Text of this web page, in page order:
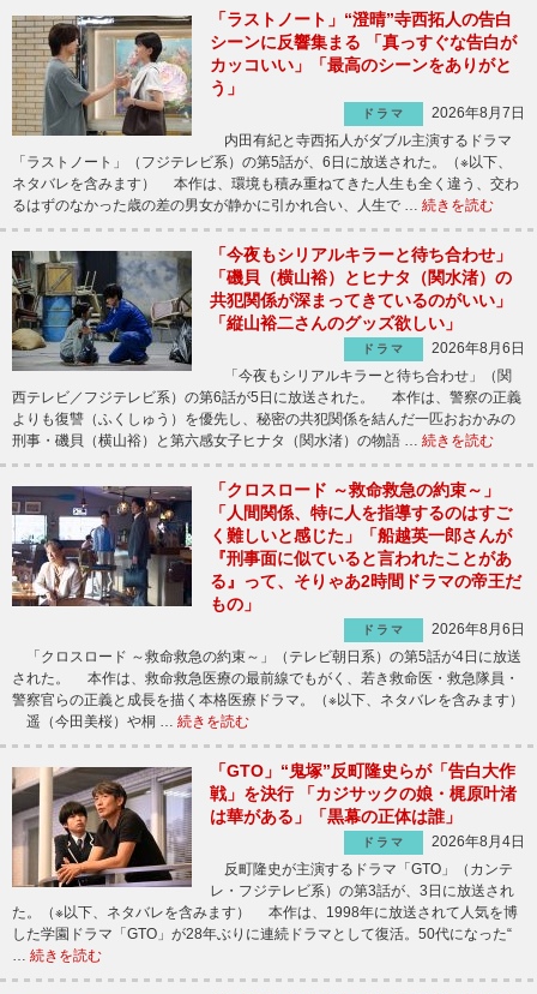
「ラストノート」“澄晴”寺西拓人の告白
シーンに反響集まる 「真っすぐな告白が
カッコいい」「最高のシーンをありがと
う」
ドラマ
2026年8月7日
内田有紀と寺西拓人がダブル主演するドラマ
「ラストノート」（フジテレビ系）の第5話が、6日に放送された。（※以下、
ネタバレを含みます） 本作は、環境も積み重ねてきた人生も全く違う、交わ
るはずのなかった歳の差の男女が静かに引かれ合い、人生で … 続きを読む
「今夜もシリアルキラーと待ち合わせ」
「磯貝（横山裕）とヒナタ（関水渚）の
共犯関係が深まってきているのがいい」
「縦山裕二さんのグッズ欲しい」
ドラマ
2026年8月6日
「今夜もシリアルキラーと待ち合わせ」（関
西テレビ／フジテレビ系）の第6話が5日に放送された。 本作は、警察の正義
よりも復讐（ふくしゅう）を優先し、秘密の共犯関係を結んだ一匹おおかみの
刑事・磯貝（横山裕）と第六感女子ヒナタ（関水渚）の物語 … 続きを読む
「クロスロード ～救命救急の約束～」
「人間関係、特に人を指導するのはすご
く難しいと感じた」「船越英一郎さんが
『刑事面に似ていると言われたことがあ
る』って、そりゃあ2時間ドラマの帝王だ
もの」
ドラマ
2026年8月6日
「クロスロード ～救命救急の約束～」（テレビ朝日系）の第5話が4日に放送
された。 本作は、救命救急医療の最前線でもがく、若き救命医・救急隊員・
警察官らの正義と成長を描く本格医療ドラマ。（※以下、ネタバレを含みます）
遥（今田美桜）や桐 … 続きを読む
「GTO」“鬼塚”反町隆史らが「告白大作
戦」を決行 「カジサックの娘・梶原叶渚
は華がある」「黒幕の正体は誰」
ドラマ
2026年8月4日
反町隆史が主演するドラマ「GTO」（カンテ
レ・フジテレビ系）の第3話が、3日に放送され
た。（※以下、ネタバレを含みます） 本作は、1998年に放送されて人気を博
した学園ドラマ「GTO」が28年ぶりに連続ドラマとして復活。50代になった“
… 続きを読む